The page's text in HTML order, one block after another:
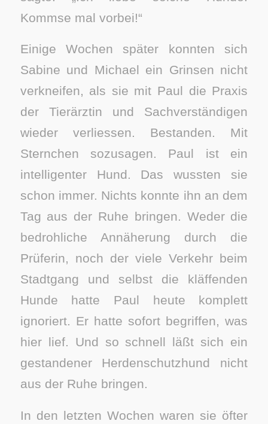
Kommse mal vorbei!“
Einige Wochen später konnten sich
Sabine und Michael ein Grinsen nicht
verkneifen, als sie mit Paul die Praxis
der Tierärztin und Sachverständigen
wieder verliessen. Bestanden. Mit
Sternchen sozusagen. Paul ist ein
intelligenter Hund. Das wussten sie
schon immer. Nichts konnte ihn an dem
Tag aus der Ruhe bringen. Weder die
bedrohliche Annäherung durch die
Prüferin, noch der viele Verkehr beim
Stadtgang und selbst die kläffenden
Hunde hatte Paul heute komplett
ignoriert. Er hatte sofort begriffen, was
hier lief. Und so schnell läßt sich ein
gestandener Herdenschutzhund nicht
aus der Ruhe bringen.
In den letzten Wochen waren sie öfter